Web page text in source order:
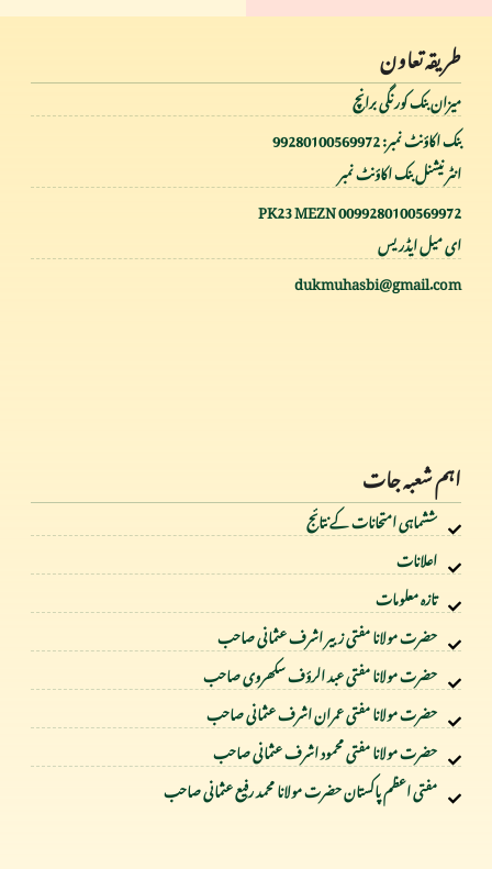
طریقہ تعاون
میزان بنک کورنگی برانچ
بنک اکاؤنٹ نمبر: 99280100569972
انٹر نیشنل بنک اکاؤنٹ نمبر
PK23 MEZN 0099280100569972
ای میل ایڈریس
dukmuhasbi@gmail.com
اہم شعبہ جات
ششماہی امتحانات کے نتائج
اعلانات
تازہ معلومات
حضرت مولانا مفتی زبیر اشرف عثمانی صاحب
حضرت مولانا مفتی عبد الرؤف سکھروی صاحب
حضرت مولانا مفتی عمران اشرف عثمانی صاحب
حضرت مولانا مفتی محمود اشرف عثمانی صاحب
مفتی اعظم پاکستان حضرت مولانا محمد رفیع عثمانی صاحب